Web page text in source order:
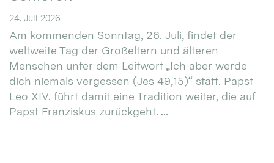
24. Juli 2026
Am kommenden Sonntag, 26. Juli, findet der
weltweite Tag der Großeltern und älteren
Menschen unter dem Leitwort „Ich aber werde
dich niemals vergessen (Jes 49,15)“ statt. Papst
Leo XIV. führt damit eine Tradition weiter, die auf
Papst Franziskus zurückgeht. ...